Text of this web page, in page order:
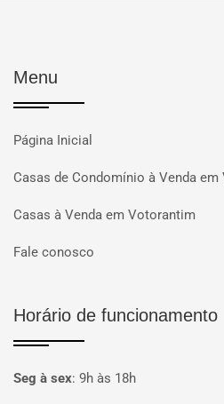
Menu
Página Inicial
Casas de Condomínio à Venda
Casas à Venda em Votorantim
Fale conosco
Horário de funcionamento
Seg à sex: 9h às 18h